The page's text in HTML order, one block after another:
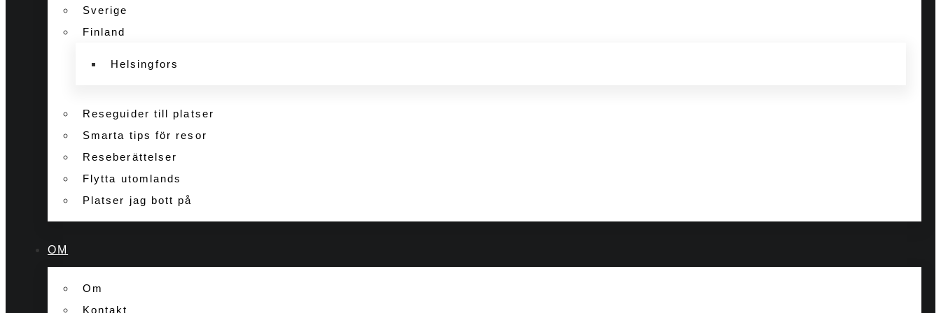
Sverige
Finland
Helsingfors
Reseguider till platser
Smarta tips för resor
Reseberättelser
Flytta utomlands
Platser jag bott på
OM
Om
Kontakt